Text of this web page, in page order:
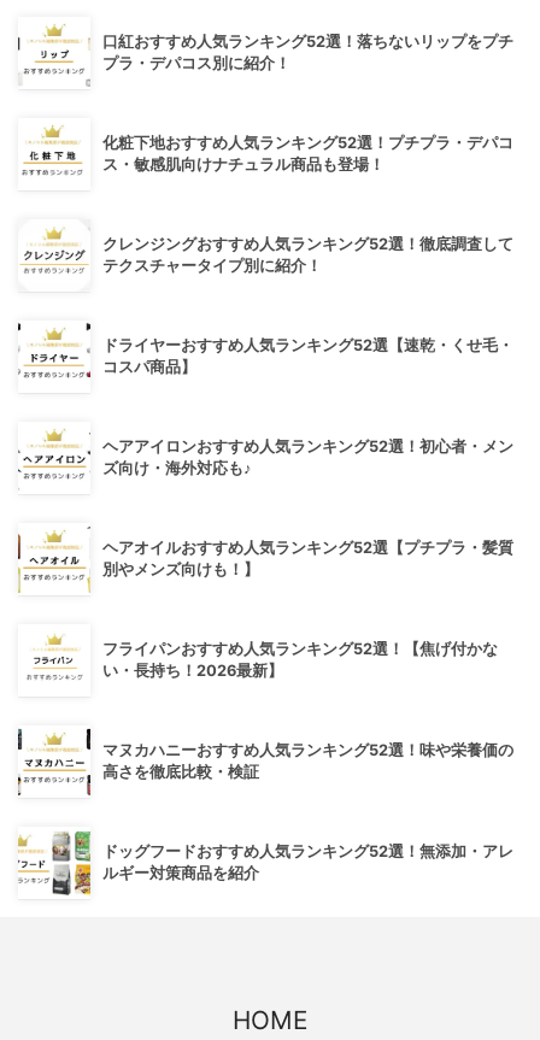
口紅おすすめ人気ランキング52選！落ちないリップをプチ
プラ・デパコス別に紹介！
化粧下地おすすめ人気ランキング52選！プチプラ・デパコ
ス・敏感肌向けナチュラル商品も登場！
クレンジングおすすめ人気ランキング52選！徹底調査して
テクスチャータイプ別に紹介！
ドライヤーおすすめ人気ランキング52選【速乾・くせ毛・
コスパ商品】
ヘアアイロンおすすめ人気ランキング52選！初心者・メン
ズ向け・海外対応も♪
ヘアオイルおすすめ人気ランキング52選【プチプラ・髪質
別やメンズ向けも！】
フライパンおすすめ人気ランキング52選！【焦げ付かな
い・長持ち！2026最新】
マヌカハニーおすすめ人気ランキング52選！味や栄養価の
高さを徹底比較・検証
ドッグフードおすすめ人気ランキング52選！無添加・アレ
ルギー対策商品を紹介
HOME